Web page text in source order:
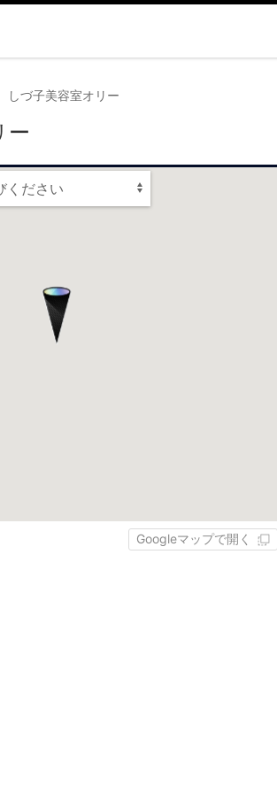
しづ子美容室オリー
ー
ください
Googleマップで開く